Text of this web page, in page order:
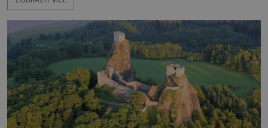
následovat. Vstupujeme na pláž Dumas ve městě
Surat. Gu